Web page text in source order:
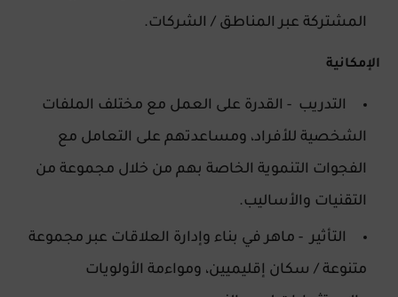
المشتركة عبر المناطق / الشركات.
الإمكانية
التدريب - القدرة على العمل مع مختلف الملفات
الشخصية للأفراد، ومساعدتهم على التعامل مع
الفجوات التنموية الخاصة بهم من خلال مجموعة من
التقنيات والأساليب.
التأثير - ماهر في بناء وإدارة العلاقات عبر مجموعة
متنوعة / سكان إقليميين، ومواءمة الأولويات